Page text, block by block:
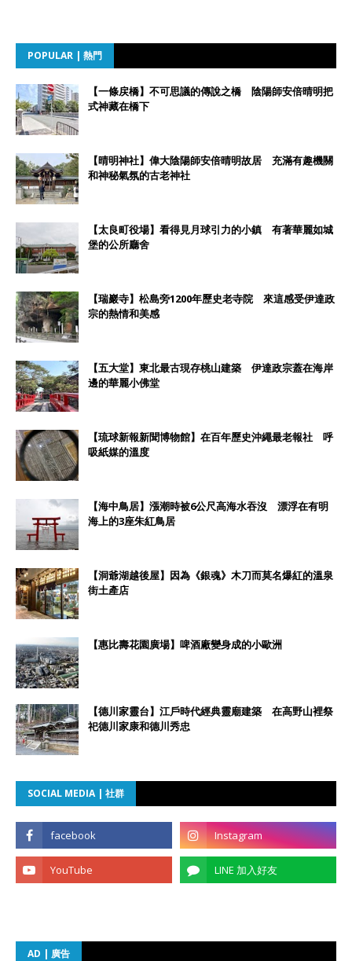
POPULAR | 熱門
【一條戻橋】不可思議的傳說之橋 陰陽師安倍晴明把
式神藏在橋下
【晴明神社】偉大陰陽師安倍晴明故居 充滿有趣機關
和神秘氣氛的古老神社
【太良町役場】看得見月球引力的小鎮 有著華麗如城
堡的公所廳舍
【瑞巖寺】松島旁1200年歷史老寺院 來這感受伊達政
宗的熱情和美感
【五大堂】東北最古現存桃山建築 伊達政宗蓋在海岸
邊的華麗小佛堂
【琉球新報新聞博物館】在百年歷史沖繩最老報社 呼
吸紙媒的溫度
【海中鳥居】漲潮時被6公尺高海水吞沒 漂浮在有明
海上的3座朱紅鳥居
【洞爺湖越後屋】因為《銀魂》木刀而莫名爆紅的溫泉
街土產店
【惠比壽花園廣場】啤酒廠變身成的小歐洲
【德川家靈台】江戶時代經典靈廟建築 在高野山裡祭
祀德川家康和德川秀忠
SOCIAL MEDIA | 社群
AD | 廣告